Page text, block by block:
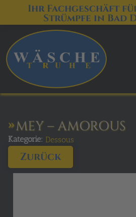
Ihr Fachgeschäft
Strümpfe in Bad
MEY – AMOROUS
Kategorie: Dessous
Zurück